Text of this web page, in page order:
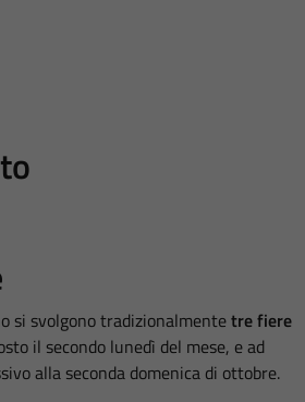
si svolgono tradizionalmentetre fiere
il secondo lunedì del mese, e ad
alla seconda domenica di ottobre.